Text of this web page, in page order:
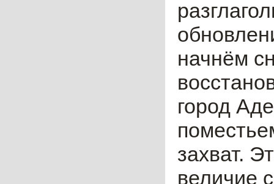
начнём
город
захват.
величие